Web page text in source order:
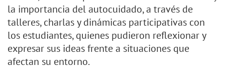
la importancia del autocuidado, a través de
talleres, charlas y dinámicas participativas con
los estudiantes, quienes pudieron reflexionar y
expresar sus ideas frente a situaciones que
afectan su entorno.